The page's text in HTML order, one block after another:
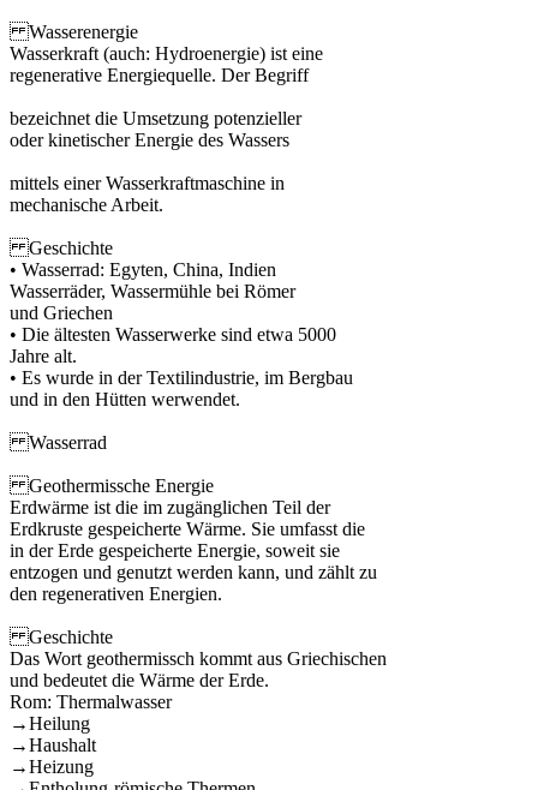
Wasserenergie
Wasserkraft (auch: Hydroenergie) ist eine
regenerative Energiequelle. Der Begriff
bezeichnet die Umsetzung potenzieller
oder kinetischer Energie des Wassers
mittels einer Wasserkraftmaschine in
mechanische Arbeit.
Geschichte
• Wasserrad: Egyten, China, Indien
Wasserräder, Wassermühle bei Römer
und Griechen
• Die ältesten Wasserwerke sind etwa 5000
Jahre alt.
• Es wurde in der Textilindustrie, im Bergbau
und in den Hütten werwendet.
Wasserrad
Geothermissche Energie
Erdwärme ist die im zugänglichen Teil der
Erdkruste gespeicherte Wärme. Sie umfasst die
in der Erde gespeicherte Energie, soweit sie
entzogen und genutzt werden kann, und zählt zu
den regenerativen Energien.
Geschichte
Das Wort geothermissch kommt aus Griechischen
und bedeutet die Wärme der Erde.
Rom: Thermalwasser
→Heilung
→Haushalt
→Heizung